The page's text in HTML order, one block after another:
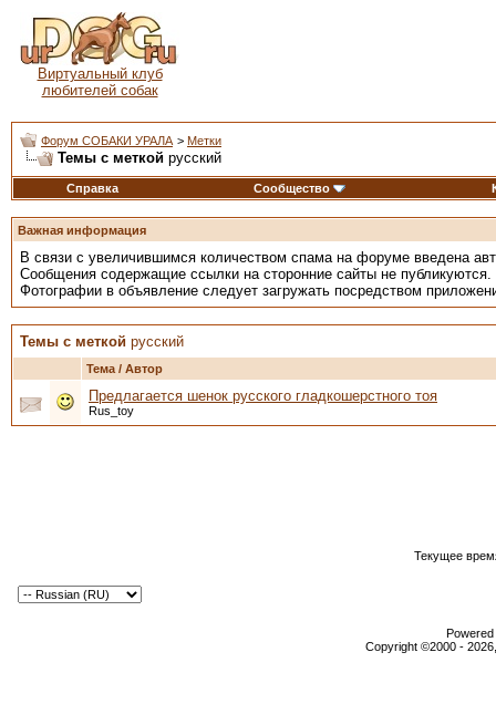
Виртуальный клуб
любителей собак
Форум СОБАКИ УРАЛА > Метки
Темы с меткой русский
Справка Сообщество
Важная информация
В связи с увеличившимся количеством спама на форуме введена
Сообщения содержащие ссылки на сторонние сайты не публикуются.
Фотографии в объявление следует загружать посредством
Темы с меткой русский
Тема / Автор
Предлагается шенок русского гладкошерстного тоя
Rus_toy
Текущее
Copyright ©2000 -